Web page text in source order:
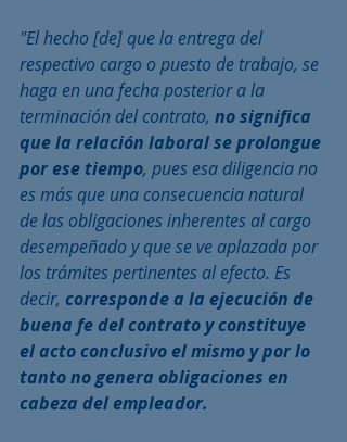
"El hecho [de] que la entrega del
respectivo cargo o puesto de trabajo, se
haga en una fecha posterior a la
terminación del contrato, no significa
que la relación laboral se prolongue
por ese tiempo, pues esa diligencia no
es más que una consecuencia natural
de las obligaciones inherentes al cargo
desempeñado y que se ve aplazada por
los trámites pertinentes al efecto. Es
decir, corresponde a la ejecución de
buena fe del contrato y constituye
el acto conclusivo el mismo y por lo
tanto no genera obligaciones en
cabeza del empleador.